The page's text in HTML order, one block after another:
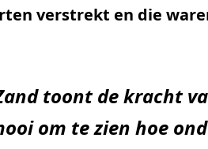
verstrekt en die
toont de kracht
om te zien hoe